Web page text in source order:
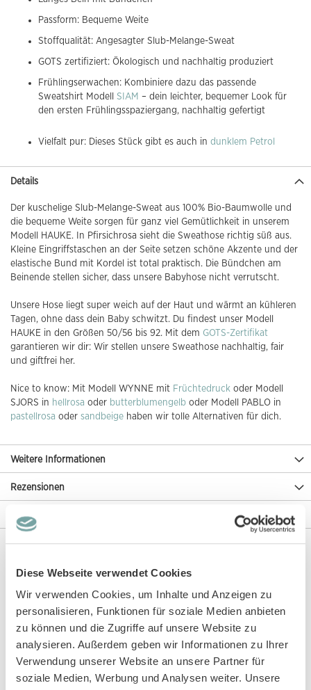
Diese Webseite verwendet Cookies
Wir verwenden Cookies, um Inhalte und Anzeigen zu
personalisieren, Funktionen für soziale Medien anbieten
zu können und die Zugriffe auf unsere Website zu
analysieren. Außerdem geben wir Informationen zu Ihrer
Verwendung unserer Website an unsere Partner für
soziale Medien, Werbung und Analysen weiter. Unsere
Passform: Bequeme Weite
Stoffqualität: Angesagter Slub-Melange-Sweat
GOTS zertifiziert: Ökologisch und nachhaltig produziert
Frühlingserwachen: Kombiniere dazu das passende
Sweatshirt Modell SIAM – dein leichter, bequemer Look für
den ersten Frühlingsspaziergang, nachhaltig gefertigt
Vielfalt pur: Dieses Stück gibt es auch in dunklem Petrol
Details
Der kuschelige Slub-Melange-Sweat aus 100% Bio-Baumwolle und
die bequeme Weite sorgen für ganz viel Gemütlichkeit in unserem
Modell HAUKE. In Pfirsichrosa sieht die Sweathose richtig süß aus.
Kleine Eingriffstaschen an der Seite setzen schöne Akzente und der
elastische Bund mit Kordel ist total praktisch. Die Bündchen am
Beinende stellen sicher, dass unsere Babyhose nicht verrutscht.
Unsere Hose liegt super weich auf der Haut und wärmt an kühleren
Tagen, ohne dass dein Baby schwitzt. Du findest unser Modell
HAUKE in den Größen 50/56 bis 92. Mit dem GOTS-Zertifikat
garantieren wir dir: Wir stellen unsere Sweathose nachhaltig, fair
und giftfrei her.
Nice to know: Mit Modell WYNNE mit Früchtedruck oder Modell
SJORS in hellrosa oder butterblumengelb oder Modell PABLO in
pastellrosa oder sandbeige haben wir tolle Alternativen für dich.
Weitere Informationen
Rezensionen
Angaben zur Produktsicherheit
Diese Artikel könnten dir auch gefallen!